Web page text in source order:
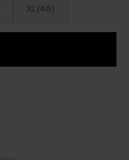
XL(46)